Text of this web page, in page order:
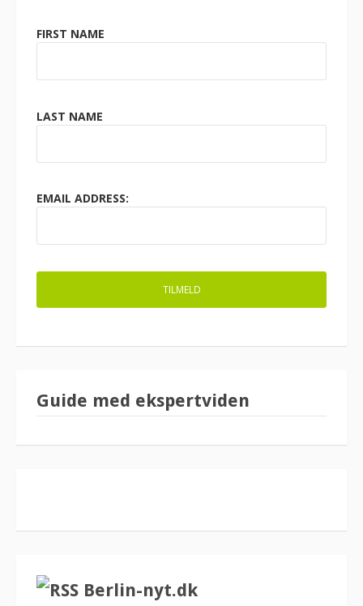
FIRST NAME
LAST NAME
EMAIL ADDRESS:
Guide med ekspertviden
Berlin-nyt.dk